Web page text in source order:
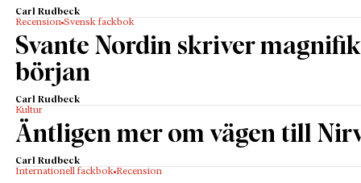
Carl Rudbeck
Recension Svensk fackbok
Svante Nordin skriver
början
Carl Rudbeck
Kultur
Äntligen mer om vägen till
Carl Rudbeck
Internationell fackbok Recension